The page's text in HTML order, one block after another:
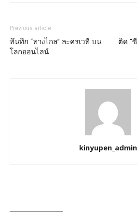
Previous article
ทึนทึก “ทางไกล” ละครเวที บน
โลกออนไลน์
ติด “
kinyupen_admin